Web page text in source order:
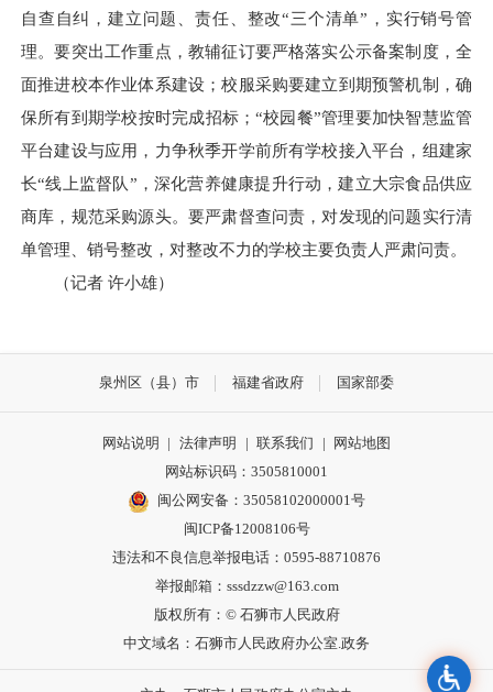
自查自纠，建立问题、责任、整改“三个清单”，实行销号管
理。要突出工作重点，教辅征订要严格落实公示备案制度，全
面推进校本作业体系建设；校服采购要建立到期预警机制，确
保所有到期学校按时完成招标；“校园餐”管理要加快智慧监管
平台建设与应用，力争秋季开学前所有学校接入平台，组建家
长“线上监督队”，深化营养健康提升行动，建立大宗食品供应
商库，规范采购源头。要严肃督查问责，对发现的问题实行清
单管理、销号整改，对整改不力的学校主要负责人严肃问责。
（记者 许小雄）
泉州区（县）市 福建省政府 国家部委
网站说明 | 法律声明 | 联系我们 |
网站地图
网站标识码：3505810001
闽公网安备：35058102000001号
闽ICP备12008106号
违法和不良信息举报电话：0595-88710876
举报邮箱：sssdzzw@163.com
版权所有：© 石狮市人民政府
中文域名：石狮市人民政府办公室.政务